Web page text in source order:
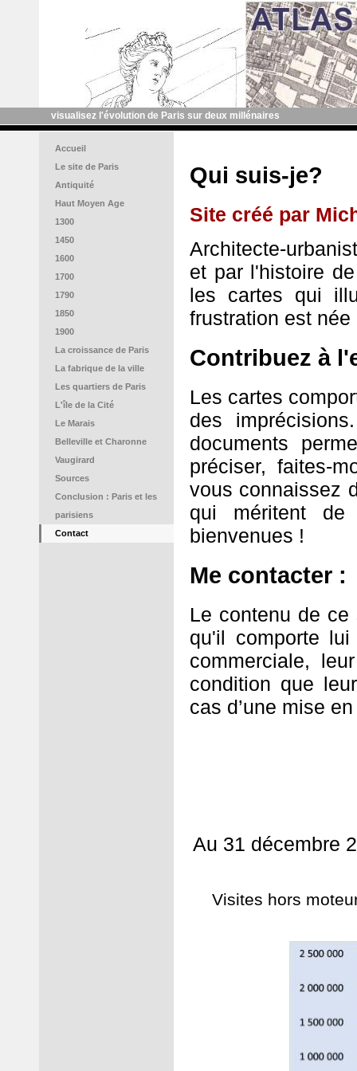
visualisez l'évolution de Paris sur deux millénaires
Accueil
Le site de Paris
Antiquité
Haut Moyen Age
1300
1450
1600
1700
1790
1850
1900
La croissance de Paris
La fabrique de la ville
Les quartiers de Paris
L'île de la Cité
Le Marais
Belleville et Charonne
Vaugirard
Sources
Conclusion : Paris et les
parisiens
Contact
Qui suis-je?
Site créé par
Architecte-
et par l'histoire
les cartes qui
frustration est
Contribuez à
Les cartes
des
documents
préciser, faites-
vous connaissez
qui méritent
bienvenues !
Me contacter
Le contenu de
qu'il comporte lui
commerciale,
condition que
cas d’une mise
Au 31 décembre
Visites hors